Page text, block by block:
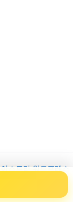
아스트라 워드프레스